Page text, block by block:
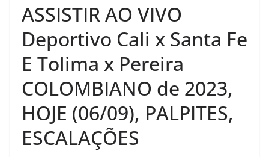
ASSISTIR AO VIVO
Deportivo Cali x Santa Fe
E Tolima x Pereira
COLOMBIANO de 2023,
HOJE (06/09), PALPITES,
ESCALAÇÕES